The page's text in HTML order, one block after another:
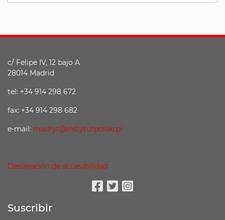
c/ Felipe IV, 12 bajo A
28014 Madrid
tel: +34 914 298 672
fax: +34 914 298 682
e-mail: madryt@instytutpolski.pl
Declaración de accesibilidad
Suscribir